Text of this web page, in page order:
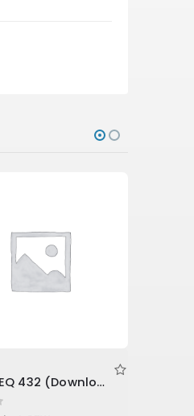
Master EQ 432 (Download)